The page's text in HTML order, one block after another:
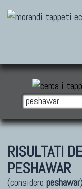
RISULTATI
PESHAWAR
(considero peshawar)